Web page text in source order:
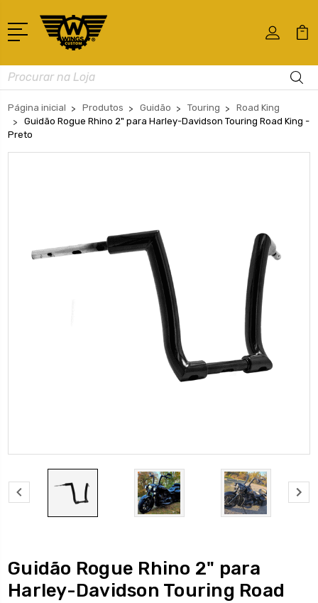
Busca
Página inicial Produtos Guidão Touring
Road King
Guidão Rogue Rhino 2" para Harley-Davidson Touring Road King -
Preto
Guidão Rogue Rhino 2" para
Harley-Davidson Touring Road